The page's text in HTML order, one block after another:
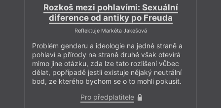
Rozkoš mezi pohlavími: Sexuální
diference od antiky po Freuda
Reflektuje Markéta Jakešová
Problém genderu a ideologie na jedné straně a
pohlaví a přírody na straně druhé však otevírá
mimo jine otázku, zda lze tato rozlišení vůbec
dělat, popřípadě jestli existuje nějaký neutrální
bod, ze kterého bychom se o to mohli pokusit.
Pro předplatitele